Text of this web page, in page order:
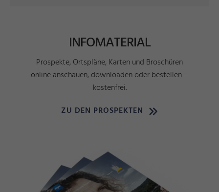
INFOMATERIAL
Prospekte, Ortspläne, Karten und Broschüren
online anschauen, downloaden oder bestellen –
kostenfrei.
ZU DEN PROSPEKTEN